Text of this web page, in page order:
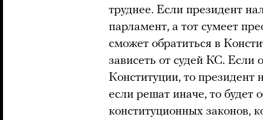
труднее. Если президент
парламент, а тот сумеет
сможет обратиться в
зависеть от судей КС. Если
Конституции, то президент
если решат иначе, то будет
конституционных законов,